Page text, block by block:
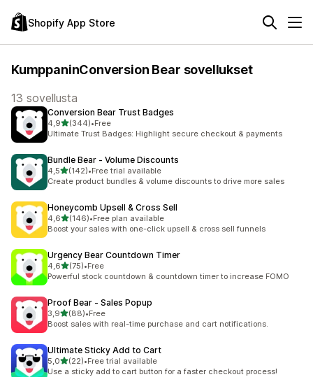
Shopify App Store
KumppaninConversion Bear sovellukset
13 sovellusta
Conversion Bear Trust Badges
4,9/ 5 tähteä
(344)
344 arvostelua yhteensä
•Free
Ultimate Trust Badges: Highlight secure checkout & payments
Bundle Bear ‑ Volume Discounts
4,5/ 5 tähteä
(142)
142 arvostelua yhteensä
•Free trial available
Create product bundles & volume discounts to drive more sales
Honeycomb Upsell & Cross Sell
4,6/ 5 tähteä
(146)
146 arvostelua yhteensä
•Free plan available
Boost your sales with one-click upsell & cross sell funnels
Urgency Bear Countdown Timer
4,6/ 5 tähteä
(75)
75 arvostelua yhteensä
•Free
Powerful stock countdown & countdown timer to increase FOMO
Proof Bear ‑ Sales Popup
3,9/ 5 tähteä
(88)
88 arvostelua yhteensä
•Free
Boost sales with real-time purchase and cart notifications.
Ultimate Sticky Add to Cart
5,0/ 5 tähteä
(22)
22 arvostelua yhteensä
•Free trial available
Use a sticky add to cart button for a faster checkout process!